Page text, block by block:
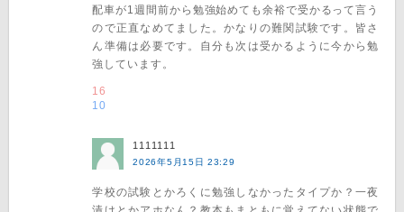
配車が1週間前から勉強始めても余裕で受かるって言う
ので正直なめてました。かなりの難関試験です。皆さ
ん準備は必要です。自分も次は受かるように今から勉
強しています。
16
10
1111111
2026年5月15日 23:29
学校の試験とかろくに勉強しなかったタイプか？一夜